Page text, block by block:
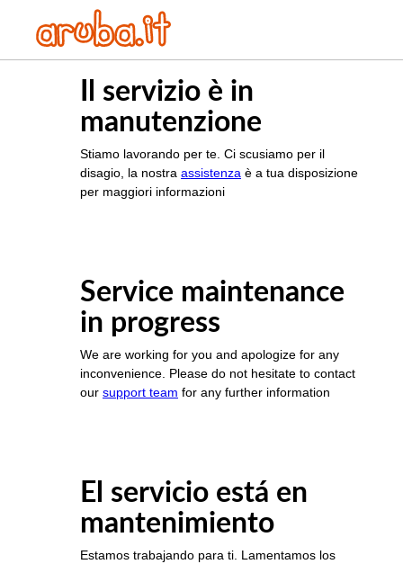
Il servizio è in
manutenzione
Stiamo lavorando per te. Ci scusiamo per il
disagio, la nostra assistenza è a tua disposizione
per maggiori informazioni
Service maintenance
in progress
We are working for you and apologize for any
inconvenience. Please do not hesitate to contact
our support team for any further information
El servicio está en
mantenimiento
Estamos trabajando para ti. Lamentamos los